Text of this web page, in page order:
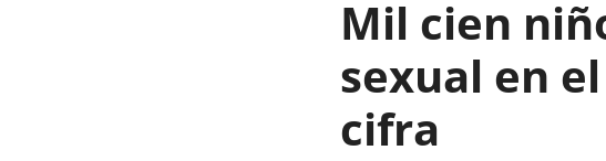
Mil cien
sexual en
cifra